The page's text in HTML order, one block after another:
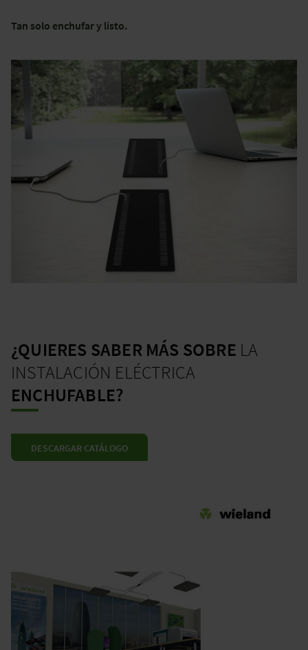
Tan solo enchufar y listo.
¿QUIERES SABER MÁS SOBRE LA
INSTALACIÓN ELÉCTRICA
ENCHUFABLE?
DESCARGAR CATÁLOGO